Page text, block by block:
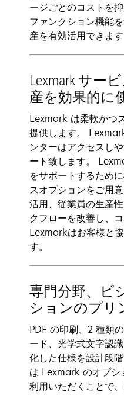
ージごとのコストを
ファンクション機能
産を有効活用できます
Lexmark サー
産を効果的に
Lexmark は柔軟かつ
提供します。
ンターはアクセスし
ート致します。
をサポートするため
スオプションをご用
活用、従業員の生産
クフローを改善し、
Lexmarkはお客様と
す。
専門分野、ビ
ションのプリ
PDF の印刷、2 種類
ード、光学式文字認
化した仕様を設計段
は Lexmark のオプシ
利用いただくことで